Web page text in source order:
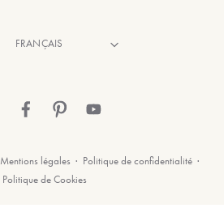
Mentions légales · Politique de confidentialité ·
Politique de Cookies